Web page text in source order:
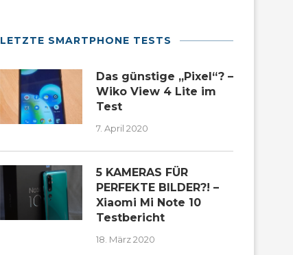
LETZTE SMARTPHONE TESTS
Das günstige „Pixel“? –
Wiko View 4 Lite im
Test
7. April 2020
5 KAMERAS FÜR
PERFEKTE BILDER?! –
Xiaomi Mi Note 10
Testbericht
18. März 2020